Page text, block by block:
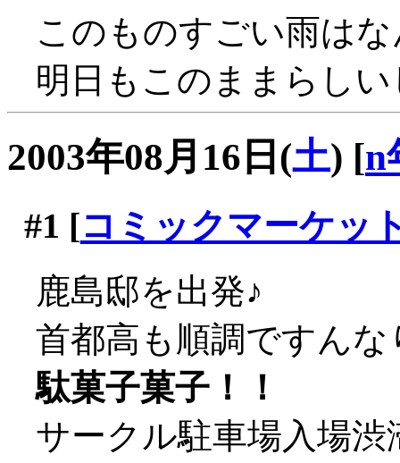
このものすごい雨は
明日もこのままらし
2003年08月16日(土) [n
#1 [コミックマーケッ
鹿島邸を出発♪
首都高も順調ですん
駄菓子菓子！！
サークル駐車場入場